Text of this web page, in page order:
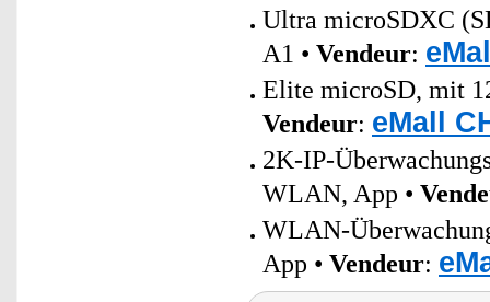
Ultra microSDXC
A1 • Vendeur:
Elite microSD, mit
Vendeur: eMall
2K-IP-
WLAN, App •
WLAN-
App • Vendeur: